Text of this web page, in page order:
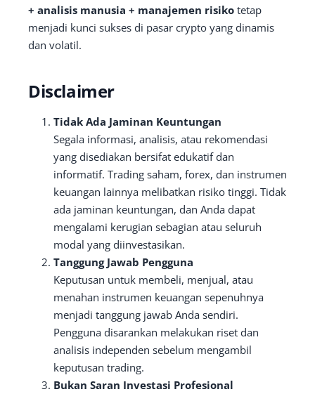
+ analisis manusia + manajemen risiko tetap
menjadi kunci sukses di pasar crypto yang dinamis
dan volatil.
Disclaimer
Tidak Ada Jaminan Keuntungan
Segala informasi, analisis, atau rekomendasi
yang disediakan bersifat edukatif dan
informatif. Trading saham, forex, dan instrumen
keuangan lainnya melibatkan risiko tinggi. Tidak
ada jaminan keuntungan, dan Anda dapat
mengalami kerugian sebagian atau seluruh
modal yang diinvestasikan.
Tanggung Jawab Pengguna
Keputusan untuk membeli, menjual, atau
menahan instrumen keuangan sepenuhnya
menjadi tanggung jawab Anda sendiri.
Pengguna disarankan melakukan riset dan
analisis independen sebelum mengambil
keputusan trading.
Bukan Saran Investasi Profesional